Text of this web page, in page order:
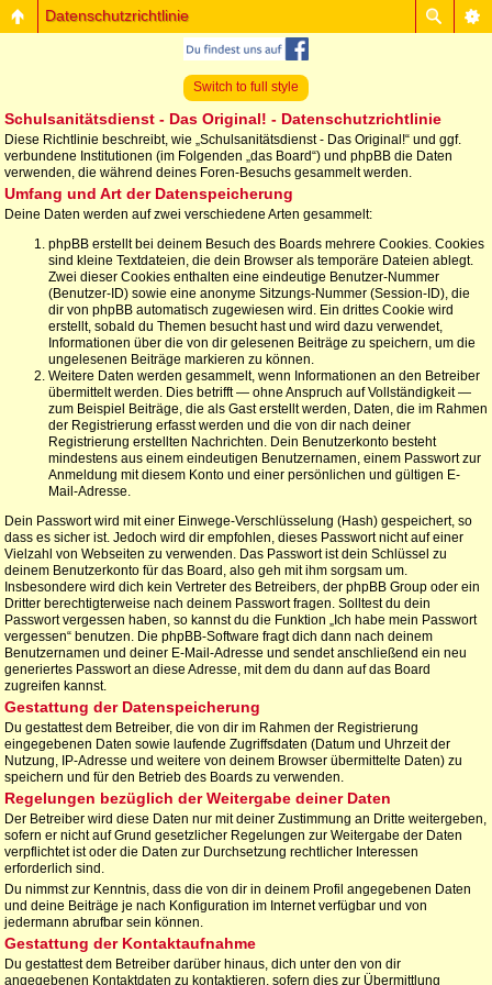
Datenschutzrichtlinie
Switch to full style
Schulsanitätsdienst - Das Original! - Datenschutzrichtlinie
Diese Richtlinie beschreibt, wie „Schulsanitätsdienst - Das Original!“ und ggf.
verbundene Institutionen (im Folgenden „das Board“) und phpBB die Daten
verwenden, die während deines Foren-Besuchs gesammelt werden.
Umfang und Art der Datenspeicherung
Deine Daten werden auf zwei verschiedene Arten gesammelt:
phpBB erstellt bei deinem Besuch des Boards mehrere Cookies. Cookies
sind kleine Textdateien, die dein Browser als temporäre Dateien ablegt.
Zwei dieser Cookies enthalten eine eindeutige Benutzer-Nummer
(Benutzer-ID) sowie eine anonyme Sitzungs-Nummer (Session-ID), die
dir von phpBB automatisch zugewiesen wird. Ein drittes Cookie wird
erstellt, sobald du Themen besucht hast und wird dazu verwendet,
Informationen über die von dir gelesenen Beiträge zu speichern, um die
ungelesenen Beiträge markieren zu können.
Weitere Daten werden gesammelt, wenn Informationen an den Betreiber
übermittelt werden. Dies betrifft — ohne Anspruch auf Vollständigkeit —
zum Beispiel Beiträge, die als Gast erstellt werden, Daten, die im Rahmen
der Registrierung erfasst werden und die von dir nach deiner
Registrierung erstellten Nachrichten. Dein Benutzerkonto besteht
mindestens aus einem eindeutigen Benutzernamen, einem Passwort zur
Anmeldung mit diesem Konto und einer persönlichen und gültigen E-
Mail-Adresse.
Dein Passwort wird mit einer Einwege-Verschlüsselung (Hash) gespeichert, so
dass es sicher ist. Jedoch wird dir empfohlen, dieses Passwort nicht auf einer
Vielzahl von Webseiten zu verwenden. Das Passwort ist dein Schlüssel zu
deinem Benutzerkonto für das Board, also geh mit ihm sorgsam um.
Insbesondere wird dich kein Vertreter des Betreibers, der phpBB Group oder ein
Dritter berechtigterweise nach deinem Passwort fragen. Solltest du dein
Passwort vergessen haben, so kannst du die Funktion „Ich habe mein Passwort
vergessen“ benutzen. Die phpBB-Software fragt dich dann nach deinem
Benutzernamen und deiner E-Mail-Adresse und sendet anschließend ein neu
generiertes Passwort an diese Adresse, mit dem du dann auf das Board
zugreifen kannst.
Gestattung der Datenspeicherung
Du gestattest dem Betreiber, die von dir im Rahmen der Registrierung
eingegebenen Daten sowie laufende Zugriffsdaten (Datum und Uhrzeit der
Nutzung, IP-Adresse und weitere von deinem Browser übermittelte Daten) zu
speichern und für den Betrieb des Boards zu verwenden.
Regelungen bezüglich der Weitergabe deiner Daten
Der Betreiber wird diese Daten nur mit deiner Zustimmung an Dritte weitergeben,
sofern er nicht auf Grund gesetzlicher Regelungen zur Weitergabe der Daten
verpflichtet ist oder die Daten zur Durchsetzung rechtlicher Interessen
erforderlich sind.
Du nimmst zur Kenntnis, dass die von dir in deinem Profil angegebenen Daten
und deine Beiträge je nach Konfiguration im Internet verfügbar und von
jedermann abrufbar sein können.
Gestattung der Kontaktaufnahme
Du gestattest dem Betreiber darüber hinaus, dich unter den von dir
angegebenen Kontaktdaten zu kontaktieren, sofern dies zur Übermittlung